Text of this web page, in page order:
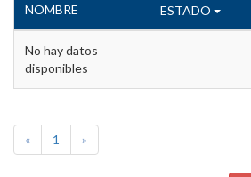
NOMBRE ESTADO
No hay datos
disponibles
« 1 »